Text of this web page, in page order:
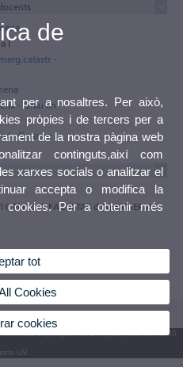
I
-
- Grau en
I - Grau en
Planta 3 FACULTAT d'INFERMERIA i
de la Universitat de
Espanya. Tel. UV: (+34) 963 86 41 00
UV
de
per a nosaltres. Per això,
pròpies i de tercers per a
de la nostra pàgina web
continguts,així com
xarxes socials o analitzar el
accepta o modifica la
cookies. Per a obtenir més
tot
Cookies
cookies